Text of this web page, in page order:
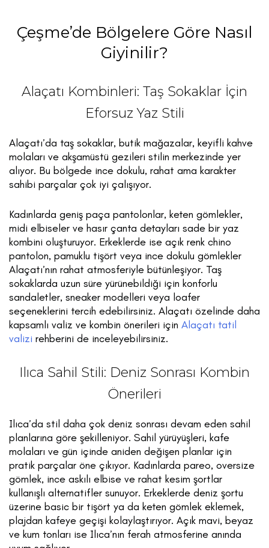
Çeşme’de Bölgelere Göre Nasıl
Giyinilir?
Alaçatı Kombinleri: Taş Sokaklar İçin
Eforsuz Yaz Stili
Alaçatı’da taş sokaklar, butik mağazalar, keyifli kahve
molaları ve akşamüstü gezileri stilin merkezinde yer
alıyor. Bu bölgede ince dokulu, rahat ama karakter
sahibi parçalar çok iyi çalışıyor.
Kadınlarda geniş paça pantolonlar, keten gömlekler,
midi elbiseler ve hasır çanta detayları sade bir yaz
kombini oluşturuyor. Erkeklerde ise açık renk chino
pantolon, pamuklu tişört veya ince dokulu gömlekler
Alaçatı’nın rahat atmosferiyle bütünleşiyor. Taş
sokaklarda uzun süre yürünebildiği için konforlu
sandaletler, sneaker modelleri veya loafer
seçeneklerini tercih edebilirsiniz. Alaçatı özelinde daha
kapsamlı valiz ve kombin önerileri için Alaçatı tatil
valizi rehberini de inceleyebilirsiniz.
Ilıca Sahil Stili: Deniz Sonrası Kombin
Önerileri
Ilıca’da stil daha çok deniz sonrası devam eden sahil
planlarına göre şekilleniyor. Sahil yürüyüşleri, kafe
molaları ve gün içinde aniden değişen planlar için
pratik parçalar öne çıkıyor. Kadınlarda pareo, oversize
gömlek, ince askılı elbise ve rahat kesim şortlar
kullanışlı alternatifler sunuyor. Erkeklerde deniz şortu
üzerine basic bir tişört ya da keten gömlek eklemek,
plajdan kafeye geçişi kolaylaştırıyor. Açık mavi, beyaz
ve kum tonları ise Ilıca’nın ferah atmosferine anında